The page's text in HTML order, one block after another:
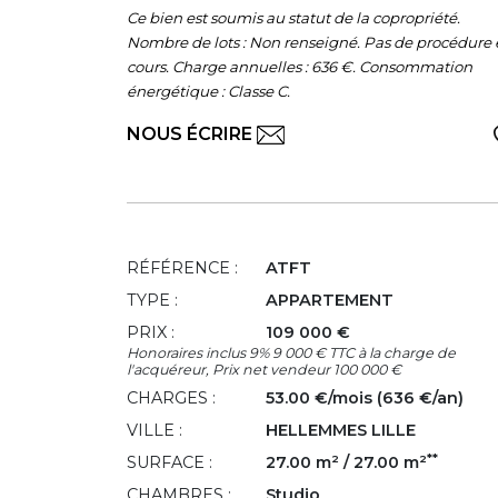
Ce bien est soumis au statut de la copropriété.
Nombre de lots : Non renseigné. Pas de procédure
cours. Charge annuelles : 636 €. Consommation
énergétique : Classe C.
NOUS ÉCRIRE
RÉFÉRENCE :
ATFT
TYPE :
APPARTEMENT
PRIX :
109 000 €
Honoraires inclus 9% 9 000 € TTC à la charge de
l'acquéreur, Prix net vendeur 100 000 €
CHARGES :
53.00 €/mois (636 €/an)
VILLE :
HELLEMMES LILLE
SURFACE :
27.00 m² / 27.00 m²**